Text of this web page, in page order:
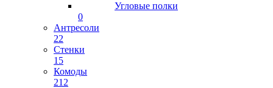
Угловые полки
0
Антресоли
22
Стенки
15
Комоды
212